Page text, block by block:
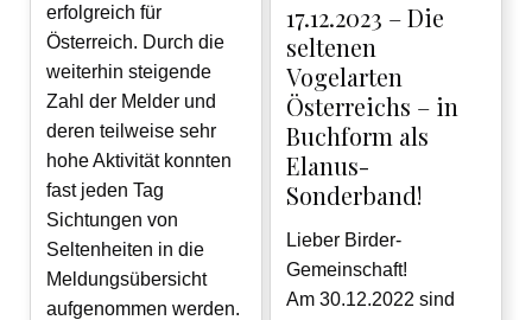
erfolgreich für
Österreich. Durch die
weiterhin steigende
Zahl der Melder und
deren teilweise sehr
hohe Aktivität konnten
fast jeden Tag
Sichtungen von
Seltenheiten in die
Meldungsübersicht
aufgenommen werden.
17.12.2023 – Die
seltenen
Vogelarten
Österreichs – in
Buchform als
Elanus-
Sonderband!
Lieber Birder-
Gemeinschaft!
Am 30.12.2022 sind